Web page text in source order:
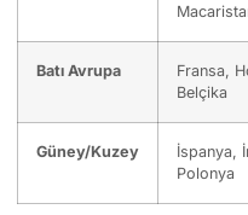
Batı Avrupa
Fransa,
Belçika
Güney/Kuzey
İspanya,
Polonya